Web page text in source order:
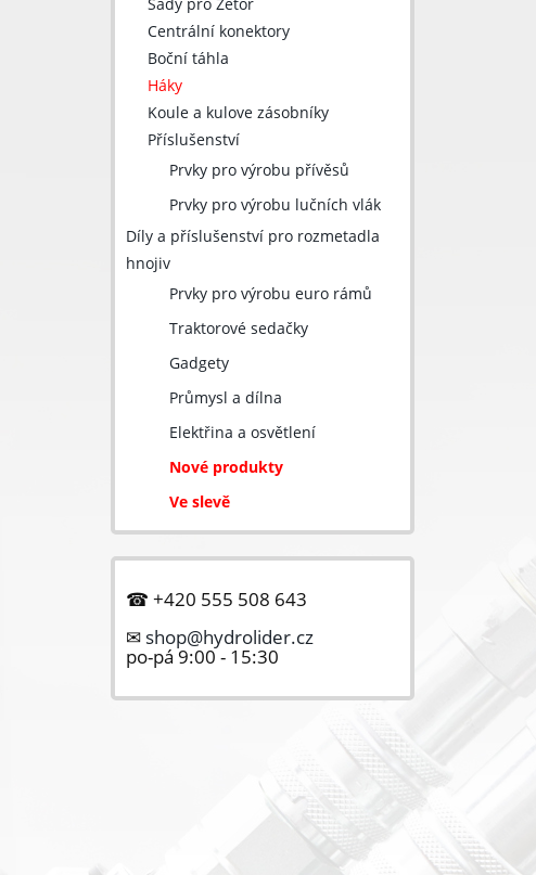
Sady pro Zetor
Centrální konektory
Boční táhla
Háky
Koule a kulove zásobníky
Příslušenství
Prvky pro výrobu přívěsů
Prvky pro výrobu lučních vlák
Díly a příslušenství pro rozmetadla
hnojiv
Prvky pro výrobu euro rámů
Traktorové sedačky
Gadgety
Průmysl a dílna
Elektřina a osvětlení
Nové produkty
Ve slevě
☎ +420 555 508 643
✉ shop@hydrolider.cz
po-pá 9:00 - 15:30